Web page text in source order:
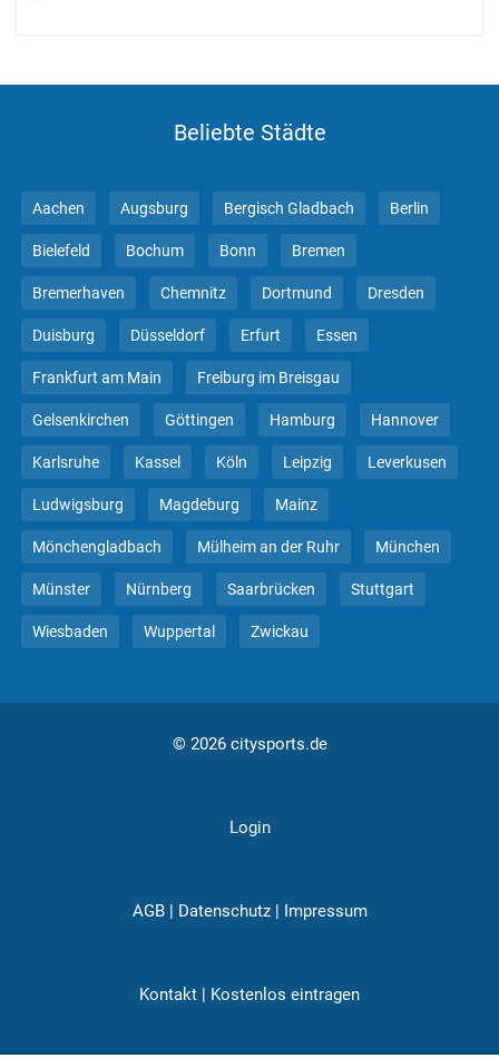
Beliebte Städte
Aachen Augsburg Bergisch Gladbach Berlin
Bielefeld Bochum Bonn Bremen
Bremerhaven Chemnitz Dortmund Dresden
Duisburg Düsseldorf Erfurt Essen
Frankfurt am Main Freiburg im Breisgau
Gelsenkirchen Göttingen Hamburg Hannover
Karlsruhe Kassel Köln Leipzig Leverkusen
Ludwigsburg Magdeburg Mainz
Mönchengladbach Mülheim an der Ruhr München
Münster Nürnberg Saarbrücken Stuttgart
Wiesbaden Wuppertal Zwickau
© 2026 citysports.de
Login
AGB| Datenschutz| Impressum
Kontakt | Kostenlos eintragen